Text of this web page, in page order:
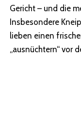
Gericht – und die
Insbesondere
lieben einen
„ausnüchtern“ vor